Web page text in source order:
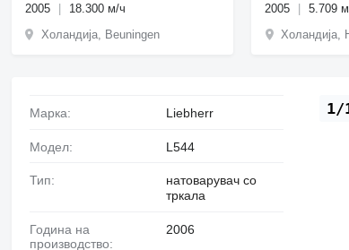
2005
18.300 м/ч
Холандија, Beuningen
2005
5.709
Холандија,
1/
Марка: Liebherr
Модел: L544
Тип:
натоварувач со
тркала
Година на
производство:
2006